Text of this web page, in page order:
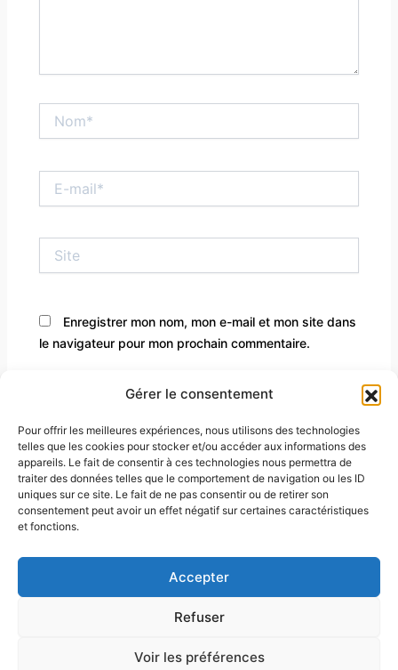
Gérer le consentement
Pour offrir les meilleures expériences, nous utilisons des technologies
telles que les cookies pour stocker et/ou accéder aux informations des
appareils. Le fait de consentir à ces technologies nous permettra de
traiter des données telles que le comportement de navigation ou les ID
uniques sur ce site. Le fait de ne pas consentir ou de retirer son
consentement peut avoir un effet négatif sur certaines caractéristiques
et fonctions.
Accepter
Refuser
Voir les préférences
mail*
Enregistrer mon nom, mon e-mail et mon site dans
le navigateur pour mon prochain commentaire.
Contact
Conditions générales de vente
Copyright © 2026